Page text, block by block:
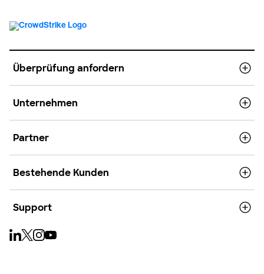
Überprüfung anfordern
Unternehmen
Partner
Bestehende Kunden
Support